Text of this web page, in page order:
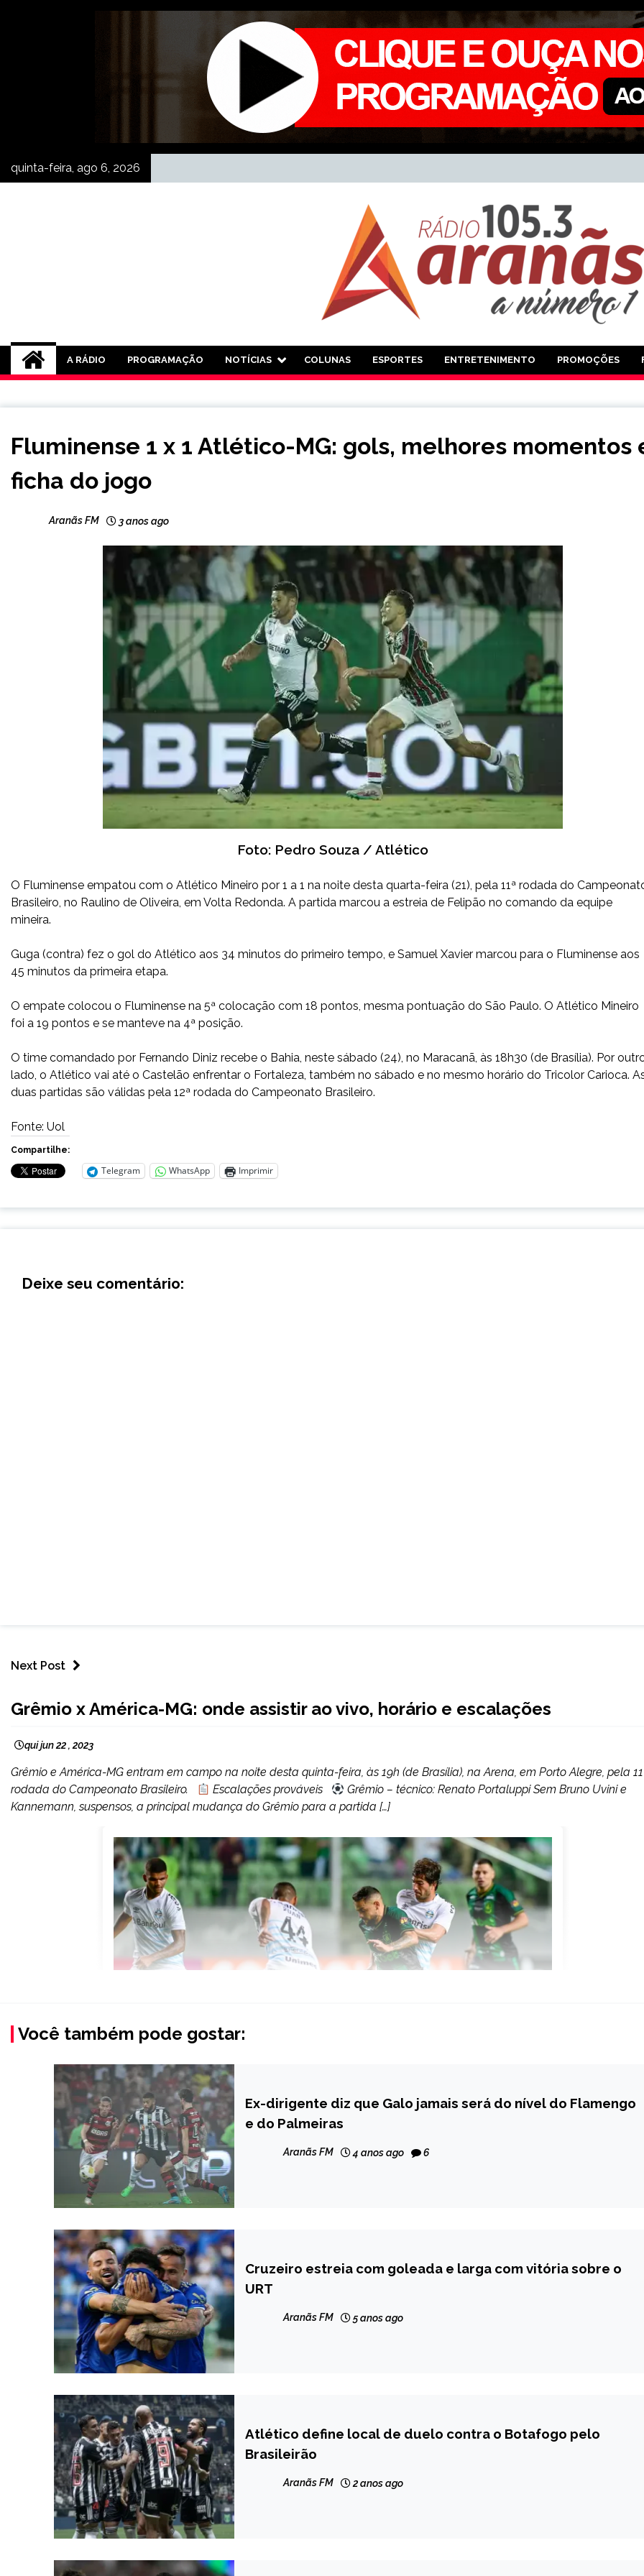
quinta-feira, ago 6, 2026
Rádio Aranãs 105.3
A RÁDIO PROGRAMAÇÃO NOTÍCIAS COLUNAS ESPORTES ENTRETENIMENTO PROMOÇÕES
Fluminense 1 x 1 Atlético-MG: gols, melhores momentos
ficha do jogo
Aranãs FM 3 anos ago
Foto: Pedro Souza / Atlético
O Fluminense empatou com o Atlético Mineiro por 1 a 1 na noite desta quarta-feira (21), pela 11ª rodada do
Brasileiro, no Raulino de Oliveira, em Volta Redonda. A partida marcou a estreia de Felipão no comando da equipe
mineira.
Guga (contra) fez o gol do Atlético aos 34 minutos do primeiro tempo, e Samuel Xavier marcou para o Fluminense aos
45 minutos da primeira etapa.
O empate colocou o Fluminense na 5ª colocação com 18 pontos, mesma pontuação do São Paulo. O Atlético Mineiro
foi a 19 pontos e se manteve na 4ª posição.
O time comandado por Fernando Diniz recebe o Bahia, neste sábado (24), no Maracanã, às 18h30 (de Brasília). Por
lado, o Atlético vai até o Castelão enfrentar o Fortaleza, também no sábado e no mesmo horário do Tricolor Carioca.
duas partidas são válidas pela 12ª rodada do Campeonato Brasileiro.
Fonte: Uol
Compartilhe:
Telegram WhatsApp Imprimir
Deixe seu comentário:
Next Post
Grêmio x América-MG: onde assistir ao vivo, horário e escalações
qui jun 22 , 2023
Grêmio e América-MG entram em campo na noite desta quinta-feira, às 19h (de Brasília), na Arena, em Porto Alegre, pela
rodada do Campeonato Brasileiro.
Escalações prováveis
Grêmio – técnico: Renato Portaluppi Sem Bruno Uvini e
Kannemann, suspensos, a principal mudança do Grêmio para a partida […]
Você também pode gostar:
ESPORTES
Ex-dirigente diz que Galo jamais será do nível do Flamengo
e do Palmeiras
Aranãs FM 4 anos ago 6
ESPORTES
Cruzeiro estreia com goleada e larga com vitória sobre o
URT
Aranãs FM 5 anos ago
ESPORTES
NOTÍCIAS
Atlético define local de duelo contra o Botafogo pelo
Brasileirão
Aranãs FM 2 anos ago